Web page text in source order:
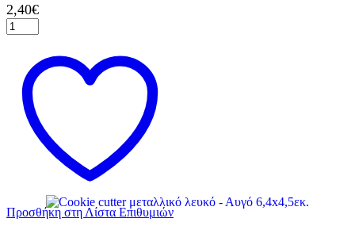
2,40€
Cookie
cutter
μεταλλικό
Πεταλούδα
8,3εκ.
ποσότητα
Προσθήκη στη Λίστα Επιθυμιών